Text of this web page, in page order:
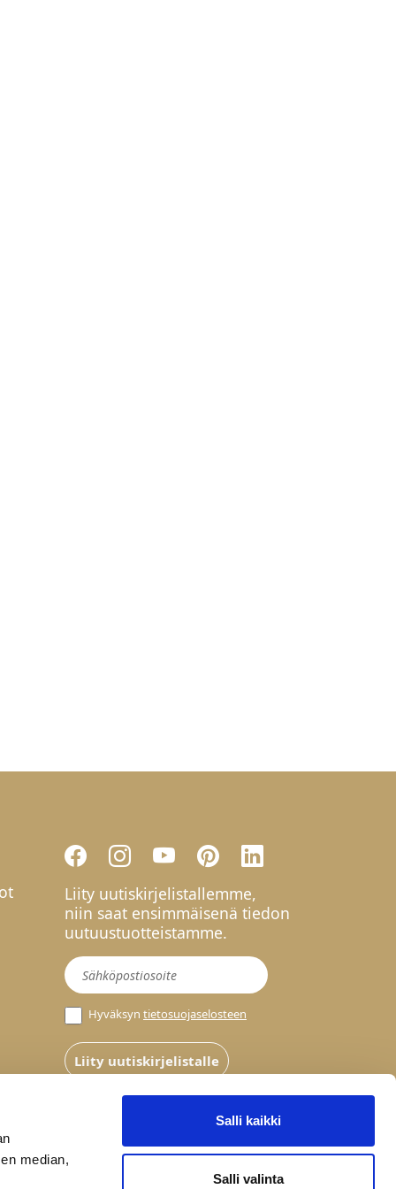
median,
Salli kaikki
Salli valinta
Liity uutiskirjelistallemme,
niin saat ensimmäisenä tiedon
uutuustuotteistamme.
Uutiskirje
Hyväksyn tietosuojaselosteen
Liity uutiskirjelistalle